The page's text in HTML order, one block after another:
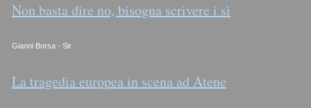
Non basta dire no, bisogna scrivere i sì
Gianni Borsa - Sir
La tragedia europea in scena ad Atene